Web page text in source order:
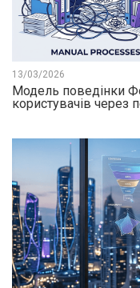
13/03/2026
Модель поведінки
користувачів через